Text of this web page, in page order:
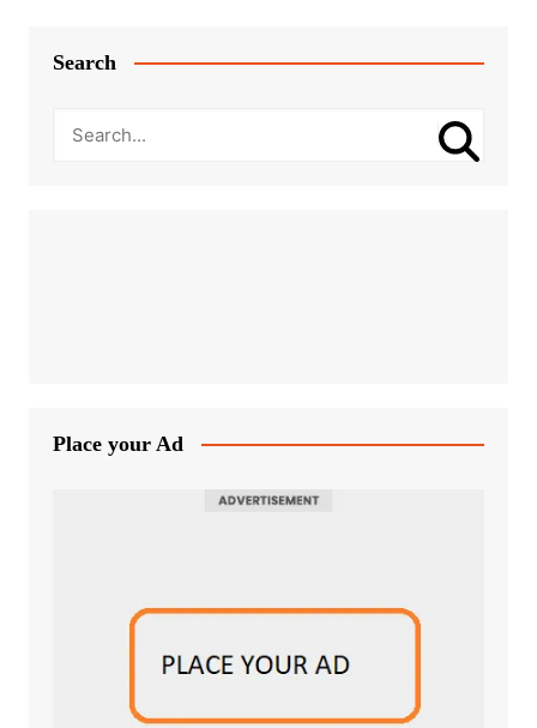
Search
Place your Ad